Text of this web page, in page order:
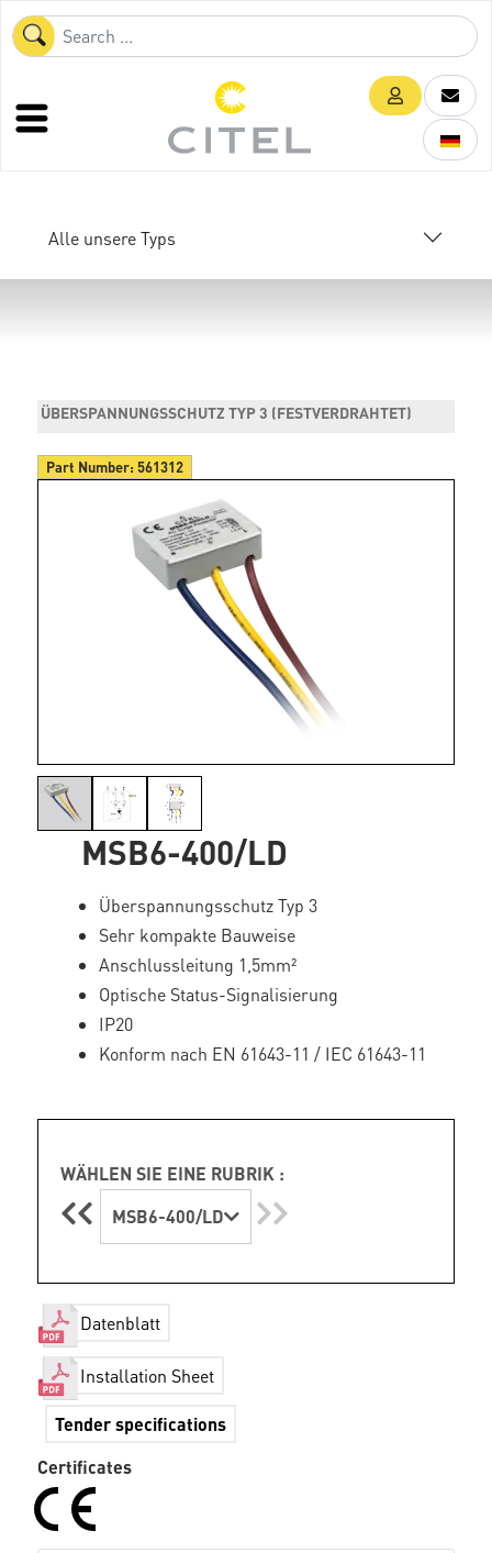
Alle unsere Typs
ÜBERSPANNUNGSSCHUTZ TYP 3 (FESTVERDRAHTET)
Part Number:561312
MSB6-400/LD
Überspannungsschutz Typ 3
Sehr kompakte Bauweise
Anschlussleitung 1,5mm²
Optische Status-Signalisierung
IP20
Konform nach EN 61643-11 / IEC 61643-11
WÄHLEN SIE EINE RUBRIK :
MSB6-400/LD
Datenblatt
Installation Sheet
Tender specifications
Certificates